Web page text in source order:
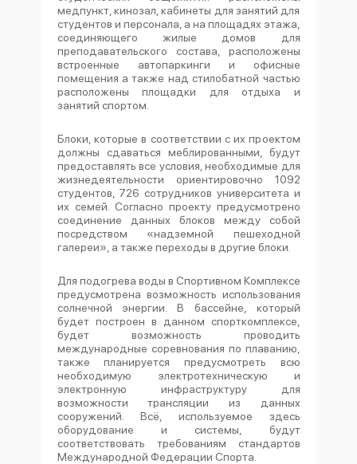
медпункт, кинозал, кабинеты для занятий для
студентов и персонала, а на площадях этажа,
соединяющего жилые домов для
преподавательского состава, расположены
встроенные автопаркинги и офисные
помещения а также над стилобатной частью
расположены площадки для отдыха и
занятий спортом.
Блоки, которые в соответствии с их проектом
должны сдаваться меблированными, будут
предоставлять все условия, необходимые для
жизнедеятельности ориентировочно 1092
студентов, 726 сотрудников университета и
их семей. Согласно проекту предусмотрено
соединение данных блоков между собой
посредством «надземной пешеходной
галереи», а также переходы в другие блоки.
Для подогрева воды в Спортивном Комплексе
предусмотрена возможность использования
солнечной энергии. В бассейне, который
будет построен в данном спорткомплексе,
будет возможность проводить
международные соревнования по плаванию,
также планируется предусмотреть всю
необходимую электротехническую и
электронную инфраструктуру для
возможности трансляции из данных
сооружений. Всё, используемое здесь
оборудование и системы, будут
соответствовать требованиям стандартов
Международной Федерации Спорта.